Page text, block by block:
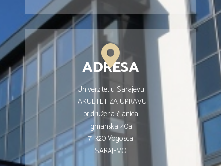
ADRESA
Univerzitet u Sarajevu
FAKULTET ZA UPRAVU
pridružena članica
Igmanska 40a
71 320 Vogosca
SARAJEVO